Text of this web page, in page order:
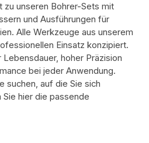
unseren Bohrer-Sets mit
und Ausführungen für
Alle Werkzeuge aus unserem
Einsatz konzipiert.
hoher Präzision
bei jeder Anwendung.
suchen, auf die Sie sich
hier die passende